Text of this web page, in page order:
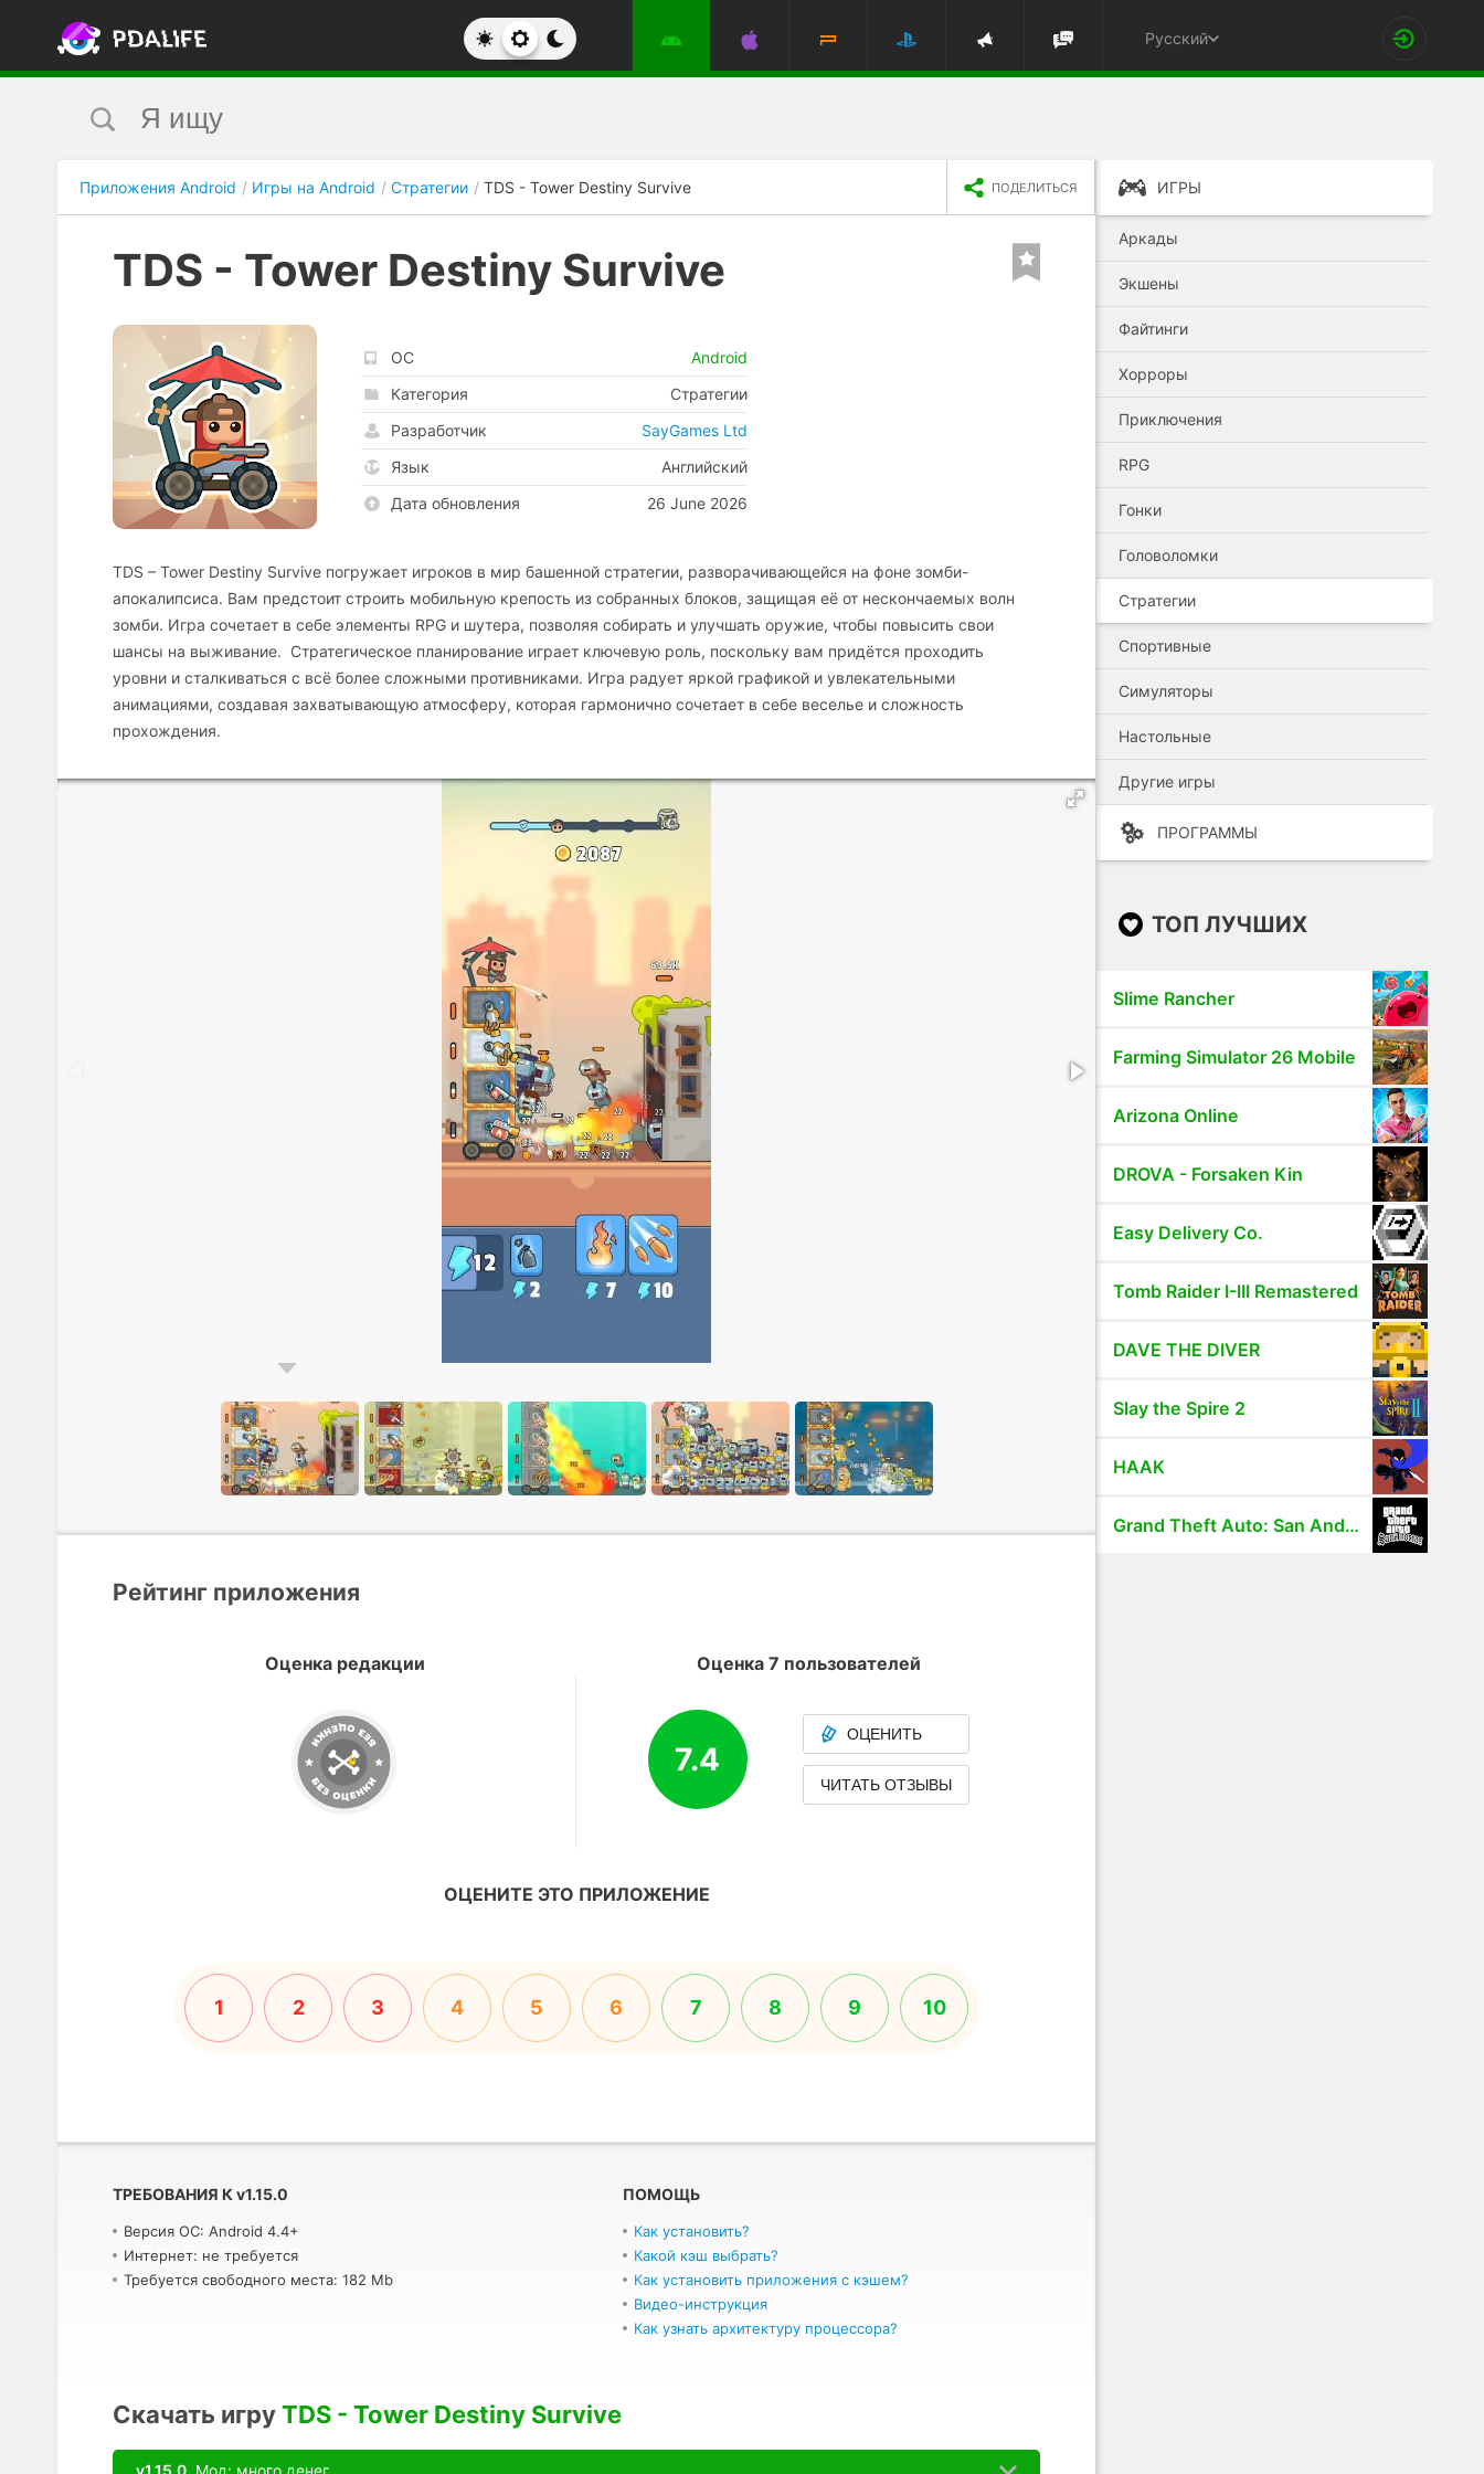
Русский
Приложения Android Игры на Android Стратегии TDS - Tower Destiny Survive ПОДЕЛИТЬСЯ
TDS - Tower Destiny Survive
ОС
Android
Категория
Стратегии
Разработчик
SayGames Ltd
Язык
Английский
Дата обновления
26 June 2026
TDS – Tower Destiny Survive погружает игроков в мир башенной стратегии, разворачивающейся на фоне зомби-
апокалипсиса. Вам предстоит строить мобильную крепость из собранных блоков, защищая её от нескончаемых волн
зомби. Игра сочетает в себе элементы RPG и шутера, позволяя собирать и улучшать оружие, чтобы повысить свои
шансы на выживание. Стратегическое планирование играет ключевую роль, поскольку вам придётся проходить
уровни и сталкиваться с всё более сложными противниками. Игра радует яркой графикой и увлекательными
анимациями, создавая захватывающую атмосферу, которая гармонично сочетает в себе веселье и сложность
прохождения.
Рейтинг приложения
Оценка редакции Оценка 7 пользователей
7.4
ОЦЕНИТЬ
ЧИТАТЬ ОТЗЫВЫ
ОЦЕНИТЕ ЭТО ПРИЛОЖЕНИЕ
1 2 3 4 5 6 7 8 9 10
ТРЕБОВАНИЯ К v1.15.0
Версия ОС: Android 4.4+
Интернет: не требуется
Требуется свободного места: 182 Mb
ПОМОЩЬ
Как установить?
Какой кэш выбрать?
Как установить приложения с кэшем?
Видео-инструкция
Как узнать архитектуру процессора?
Скачать игруTDS - Tower Destiny Survive
v1.15.0 Мод: много денег
ИГРЫ
Аркады
Экшены
Файтинги
Хорроры
Приключения
RPG
Гонки
Головоломки
Стратегии
Спортивные
Симуляторы
Настольные
Другие игры
ПРОГРАММЫ
ТОП ЛУЧШИХ
Slime Rancher
Farming Simulator 26 Mobile
Arizona Online
DROVA - Forsaken Kin
Easy Delivery Co.
Tomb Raider I-III Remastered
DAVE THE DIVER
Slay the Spire 2
HAAK
Grand Theft Auto: San Andreas